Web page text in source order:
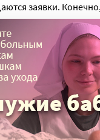
заявки.
какому-то
относятся к
о новых
уделяется, к
обучению
ситуациях,
разным видам